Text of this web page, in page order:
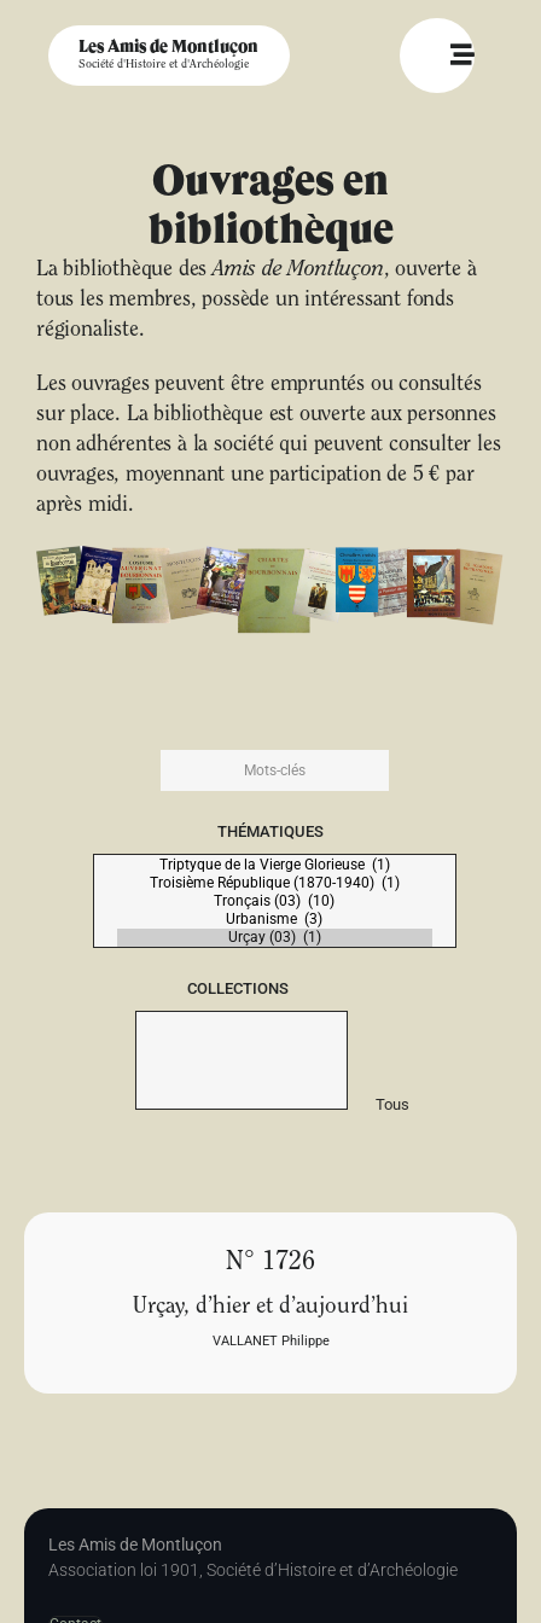
Les Amis de Montluçon
Société d'Histoire et d'Archéologie
Ouvrages en
bibliothèque
La bibliothèque desAmis de Montluçon, ouverte à
tous les membres, possède un intéressant fonds
régionaliste.
Les ouvrages peuvent être empruntés ou consultés
sur place. La bibliothèque est ouverte aux personnes
non adhérentes à la société qui peuvent consulter les
ouvrages, moyennant une participation de 5 € par
après midi.
THÉMATIQUES
COLLECTIONS
Tous
N° 1726
Urçay, d’hier et d’aujourd’hui
VALLANET Philippe
Les Amis de Montluçon
Association loi 1901, Société d’Histoire et d’Archéologie